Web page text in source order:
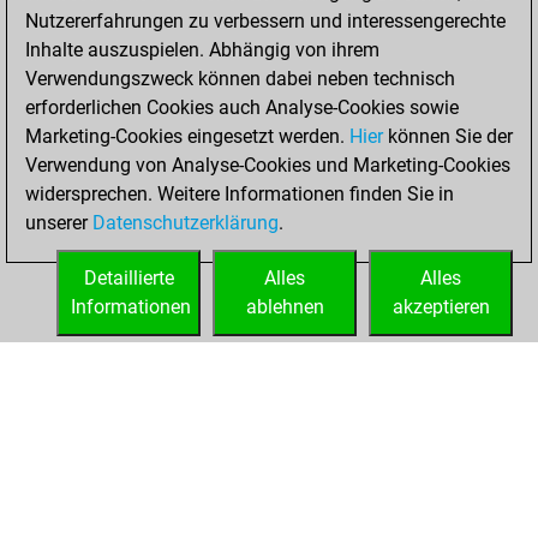
marlon52 1556 1 w
taki_bgd 1631 0 b
taki_bgd 1654 1 w
taki_bgd 1679 1 b
taki_bgd 1670 0 w
woti-knight 1482 1 b
aerumnosus 1542 0 w
nasty 1645 1 w
nisha123 1524 0 b
1507
nisha123 1488
dieterb 1676 0 w
STARTSEITE ERFOLGE
Nutzererfahrungen zu verbessern und interessengerechte
Inhalte auszuspielen. Abhängig von ihrem
Verwendungszweck können dabei neben technisch
erforderlichen Cookies auch Analyse-Cookies sowie
Marketing-Cookies eingesetzt werden. Hierkönnen Sie der
Verwendung von Analyse-Cookies und Marketing-Cookies
widersprechen. Weitere Informationen finden Sie in
unserer Datenschutzerklärung.
Alles
akzeptieren
Alles
ablehnen
Detaillierte
Informationen